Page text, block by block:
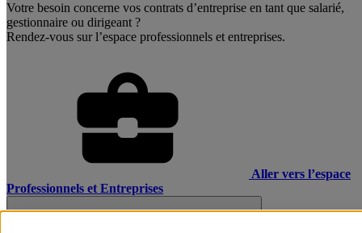
Votre besoin concerne vos contrats d’entreprise en tant que salarié,
gestionnaire ou dirigeant ?
Rendez-vous sur l’espace professionnels et entreprises.
Aller vers l’espace
Professionnels et Entreprises